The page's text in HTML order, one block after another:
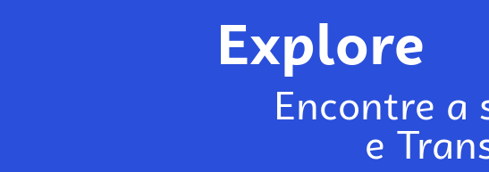
Explore
Encontre a
e